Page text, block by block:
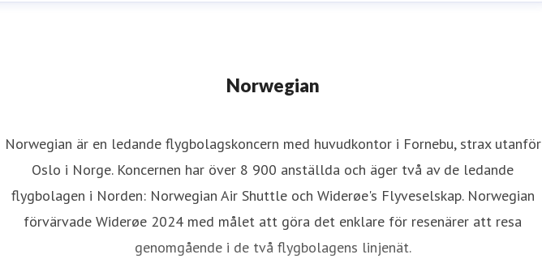
Norwegian
Norwegian är en ledande flygbolagskoncern med huvudkontor i Fornebu, strax utanför
Oslo i Norge. Koncernen har över 8 900 anställda och äger två av de ledande
flygbolagen i Norden: Norwegian Air Shuttle och Widerøe's Flyveselskap. Norwegian
förvärvade Widerøe 2024 med målet att göra det enklare för resenärer att resa
genomgående i de två flygbolagens linjenät.